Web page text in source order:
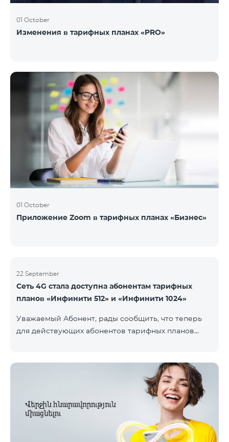
01 October
Изменения в тарифных планах «PRO»
01 October
Приложение Zoom в тарифных планах «Бизнес»
22 September
Сеть 4G стала доступна абонентам тарифных
планов «Инфинити 512» и «Инфинити 1024»
Уважаемый Абонент, рады сообщить, что теперь
для действующих абонентов тарифных планов
совместима с 4G сетью, то необходимо поменять
её на 4G USIM карту. Стоимость смены SIM-карты
200 драм. Совместимость SIM карты и телефона с
сетью 4G можно проверить, набрав запрос *444# с
мобильного телефона. Ограничения скорости
интернет связи действуют согласно условиям